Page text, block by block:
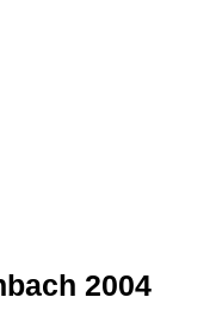
2004